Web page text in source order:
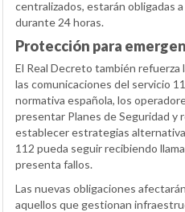
centralizados, estarán obligadas
durante 24 horas.
Protección para
El Real Decreto también
las comunicaciones del servicio
normativa española, los
presentar Planes de Seguridad y
establecer estrategias
112 pueda seguir recibiendo
presenta fallos.
Las nuevas obligaciones
aquellos que gestionan